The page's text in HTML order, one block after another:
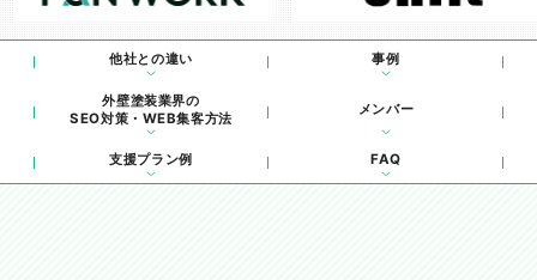
他社との違い 事例
外壁塗装業界の
SEO対策・WEB集客方法
メンバー
支援プラン例 FAQ